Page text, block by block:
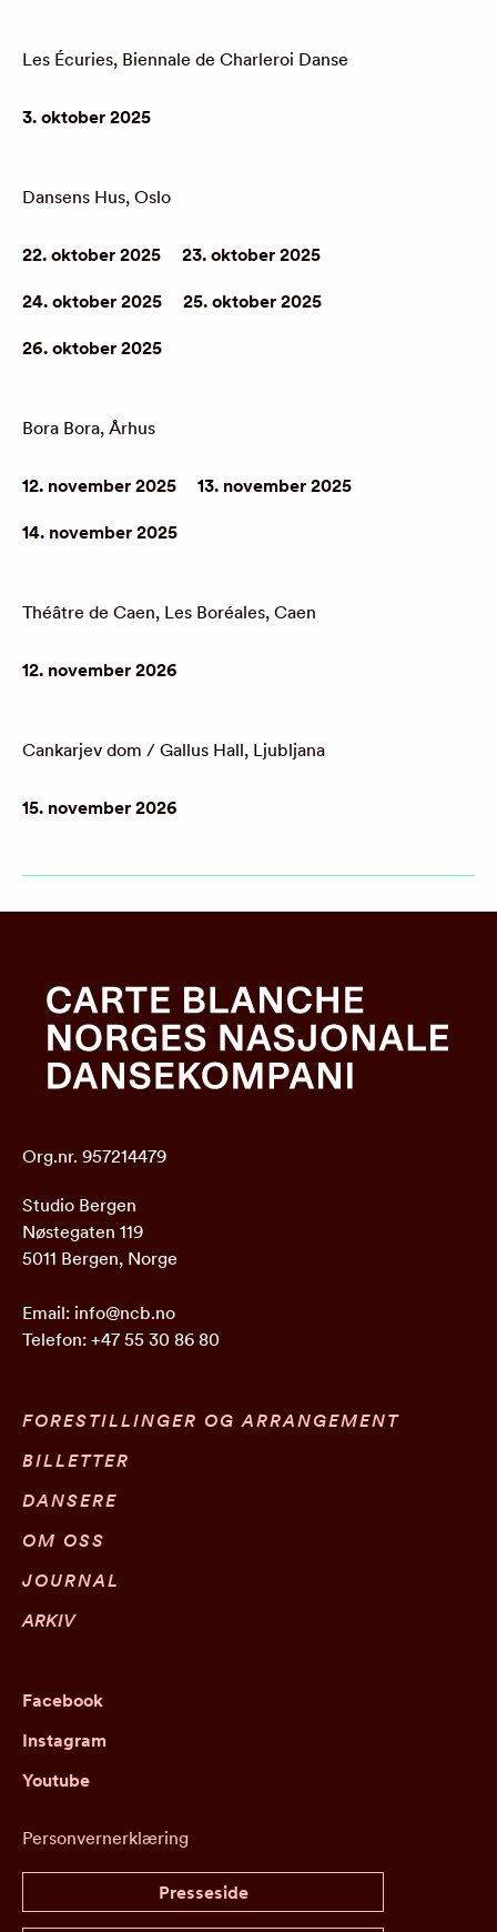
Les Écuries, Biennale de Charleroi Danse
3. oktober 2025
Dansens Hus, Oslo
22. oktober 2025 23. oktober 2025
24. oktober 2025 25. oktober 2025
26. oktober 2025
Bora Bora, Århus
12. november 2025 13. november 2025
14. november 2025
Théâtre de Caen, Les Boréales, Caen
12. november 2026
Cankarjev dom / Gallus Hall, Ljubljana
15. november 2026
Org.nr. 957214479
Studio Bergen
Nøstegaten 119
5011 Bergen, Norge
Email: info@ncb.no
Telefon: +47 55 30 86 80
FORESTILLINGER OG ARRANGEMENT
BILLETTER
DANSERE
OM OSS
JOURNAL
ARKIV
Facebook
Instagram
Youtube
Personvernerklæring
Presseside